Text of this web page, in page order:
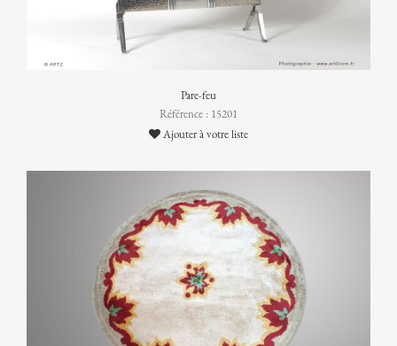
Pare-feu
Référence : 15201
Ajouter à votre liste